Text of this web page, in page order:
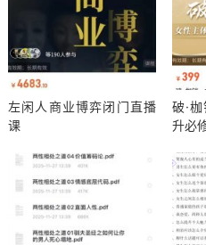
左闲人商业博弈闭门直播
课
破·
升必